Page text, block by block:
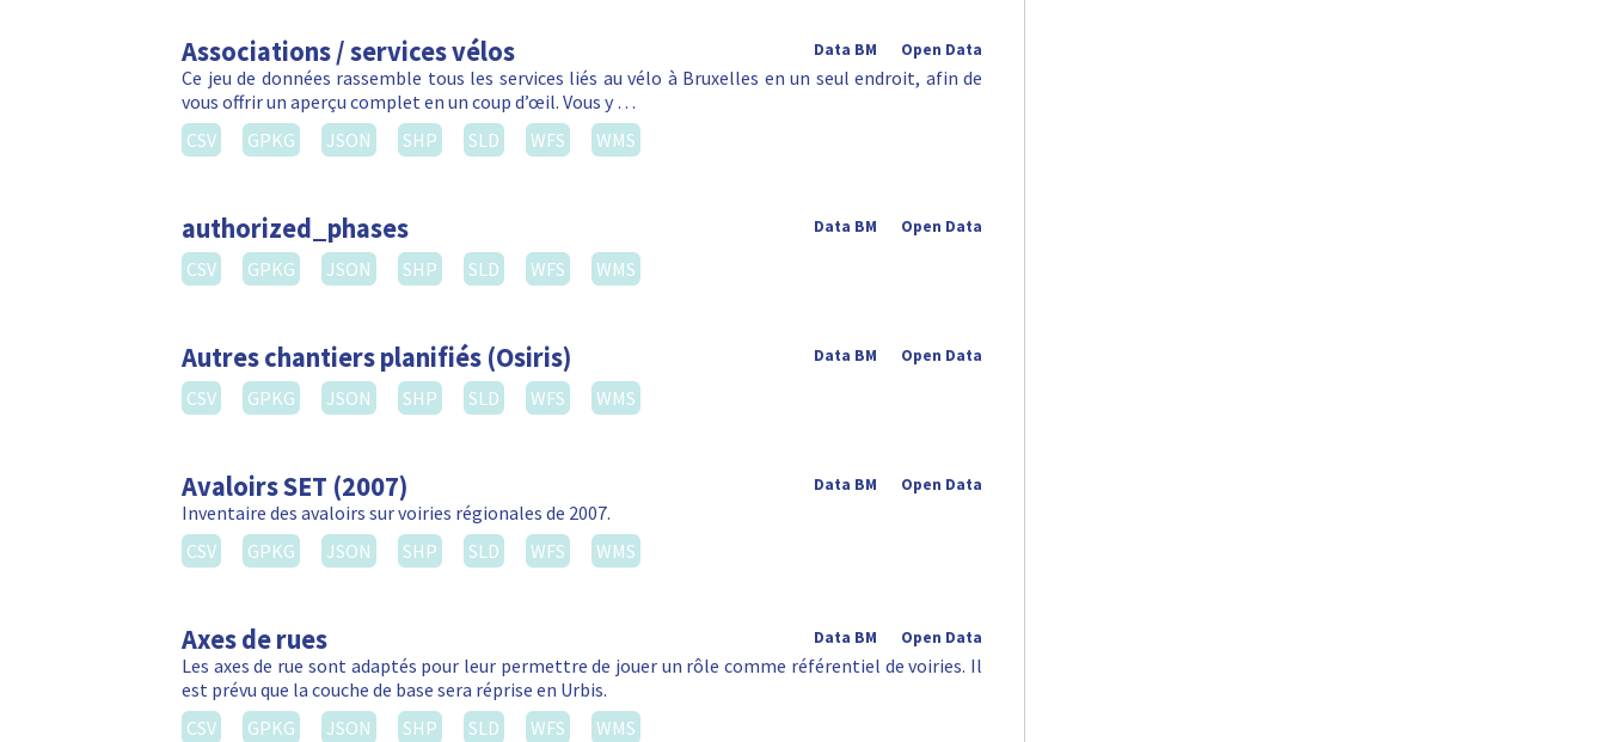
Associations / services vélos Open Data
Data BM
Ce jeu de données rassemble tous les services liés au vélo à Bruxelles en un seul endroit, afin de
vous offrir un aperçu complet en un coup d’œil. Vous y …
CSV
GPKG JSON SHP SLD WFS WMS
authorized_phases Open Data
Data BM
CSV GPKG JSON SHP SLD WFS WMS
Autres chantiers planifiés (Osiris) Open Data
Data BM
CSV GPKG JSON SHP SLD WFS WMS
Avaloirs SET (2007) Open Data
Data BM
Inventaire des avaloirs sur voiries régionales de 2007.
CSV
GPKG JSON SHP SLD WFS WMS
Axes de rues Open Data
Data BM
Les axes de rue sont adaptés pour leur permettre de jouer un rôle comme référentiel de voiries. Il
est prévu que la couche de base sera réprise en Urbis.
CSV
GPKG JSON SHP SLD WFS WMS